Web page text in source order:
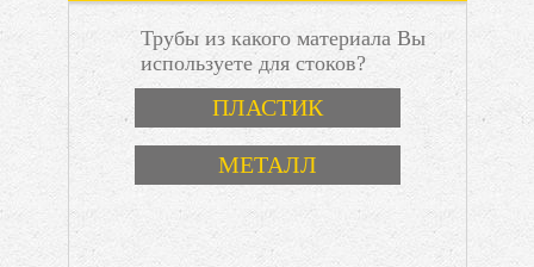
Трубы из какого материала Вы
используете для стоков?
ВариантыПЛАСТИК
МЕТАЛЛ